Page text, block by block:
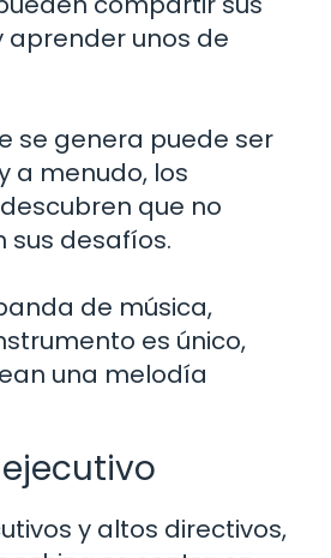
aprender unos de
se genera puede ser
a menudo, los
que no
sus desafíos.
de música,
es único,
una melodía
y altos directivos,